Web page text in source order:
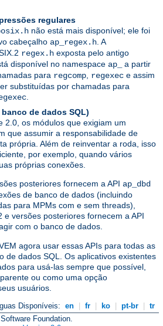
regulares
não está mais disponível; ele foi
cabeçalho ap_regex.h . A
regex.h exposta pelo antigo
disponível no namespace ap_
a partir
para regcomp regexec e assim
substituídas por chamadas para
banco de dados SQL)
2.0, os módulos que exigiam um
que assumir a responsabilidade de
própria. Além de reinventar a roda, isso
por exemplo, quando vários
próprias conexões.
posteriores fornecem a API ap_dbd
de banco de dados (incluindo
para MPMs com e sem threads),
e versões posteriores fornecem a API
com o banco de dados.
agora usar essas APIs para todas as
de dados SQL. Os aplicativos existentes
para usá-las sempre que possível,
ou como uma opção
usuários.
Disponíveis: en | fr | ko | pt-br | tr
Foundation.